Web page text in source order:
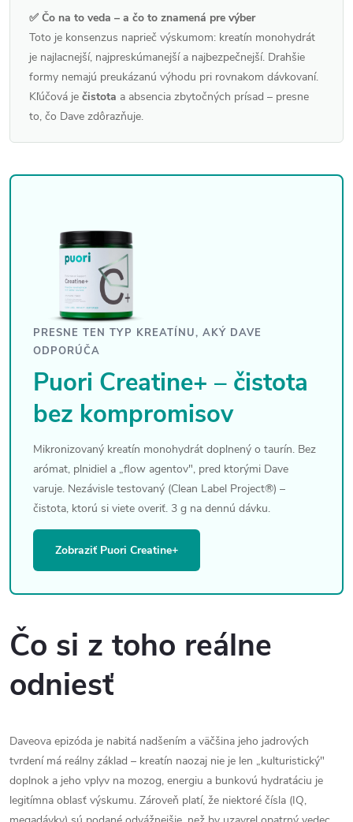
✅ Čo na to veda – a čo to znamená pre výber
Toto je konsenzus naprieč výskumom: kreatín monohydrát
je najlacnejší, najpreskúmanejší a najbezpečnejší. Drahšie
formy nemajú preukázanú výhodu pri rovnakom dávkovaní.
Kľúčová je čistota a absencia zbytočných prísad – presne
to, čo Dave zdôrazňuje.
PRESNE TEN TYP KREATÍNU, AKÝ DAVE
ODPORÚČA
Puori Creatine+ – čistota
bez kompromisov
Mikronizovaný kreatín monohydrát doplnený o taurín. Bez
arómat, plnidiel a „flow agentov", pred ktorými Dave
varuje. Nezávisle testovaný (Clean Label Project®) –
čistota, ktorú si viete overiť. 3 g na dennú dávku.
Zobraziť Puori Creatine+
Čo si z toho reálne
odniesť
Daveova epizóda je nabitá nadšením a väčšina jeho jadrových
tvrdení má reálny základ – kreatín naozaj nie je len „kulturistický"
doplnok a jeho vplyv na mozog, energiu a bunkovú hydratáciu je
legitímna oblasť výskumu. Zároveň platí, že niektoré čísla (IQ,